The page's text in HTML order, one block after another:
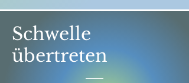
Schwelle
übertreten